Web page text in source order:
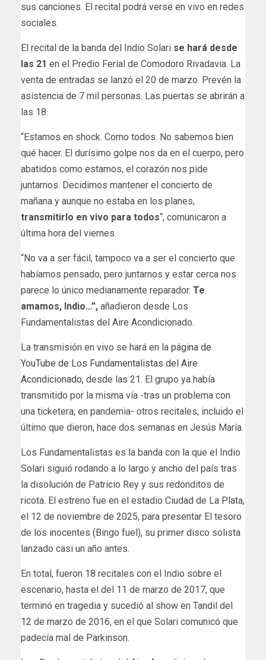
sus canciones. El recital podrá verse en vivo en redes
sociales.
El recital de la banda del Indio Solari se hará desde
las 21 en el Predio Ferial de Comodoro Rivadavia. La
venta de entradas se lanzó el 20 de marzo. Prevén la
asistencia de 7 mil personas. Las puertas se abrirán a
las 18.
“Estamos en shock. Como todos. No sabemos bien
qué hacer. El durísimo golpe nos da en el cuerpo, pero
abatidos como estamos, el corazón nos pide
juntarnos. Decidimos mantener el concierto de
mañana y aunque no estaba en los planes,
transmitirlo en vivo para todos“, comunicaron a
última hora del viernes.
“No va a ser fácil, tampoco va a ser el concierto que
habíamos pensado, pero juntarnos y estar cerca nos
parece lo único medianamente reparador. Te
amamos, Indio…”, añadieron desde Los
Fundamentalistas del Aire Acondicionado.
La transmisión en vivo se hará en la página de
YouTube de Los Fundamentalistas del Aire
Acondicionado, desde las 21. El grupo ya había
transmitido por la misma vía -tras un problema con
una ticketera, en pandemia- otros recitales, incluido el
último que dieron, hace dos semanas en Jesús María.
Los Fundamentalistas es la banda con la que el Indio
Solari siguió rodando a lo largo y ancho del país tras
la disolución de Patricio Rey y sus redonditos de
ricota. El estreno fue en el estadio Ciudad de La Plata,
el 12 de noviembre de 2025, para presentar El tesoro
de los inocentes (Bingo fuel), su primer disco solista
lanzado casi un año antes.
En total, fueron 18 recitales con el Indio sobre el
escenario, hasta el del 11 de marzo de 2017, que
terminó en tragedia y sucedió al show en Tandil del
12 de marzo de 2016, en el que Solari comunicó que
padecía mal de Parkinson.